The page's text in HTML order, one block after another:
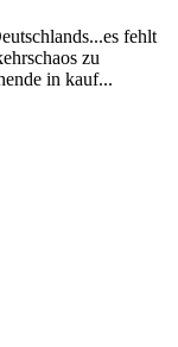
fehlt
zu
in kauf...